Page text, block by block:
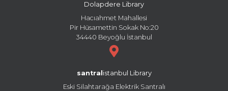
Dolapdere Library
Hacıahmet Mahallesi
Pir Hüsamettin Sokak No:20
34440 Beyoğlu İstanbul
santral istanbul Library
Eski Silahtarağa Elektrik Santralı